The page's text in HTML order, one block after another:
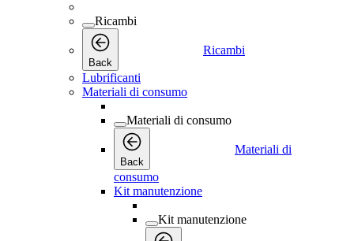
Ricambi
Back
Ricambi
Lubrificanti
Materiali di consumo
Materiali di consumo
Back
Materiali di
consumo
Kit manutenzione
Kit manutenzione